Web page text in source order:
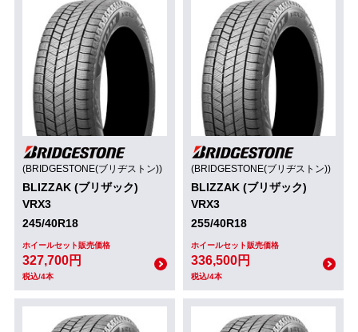
(BRIDGESTONE(ブリヂストン))
BLIZZAK (ブリザック)
VRX3
245/40R18
ホイールセット販売価格
327,700円
税込/4本
(BRIDGESTONE(ブリヂストン))
BLIZZAK (ブリザック)
VRX3
255/40R18
ホイールセット販売価格
336,500円
税込/4本